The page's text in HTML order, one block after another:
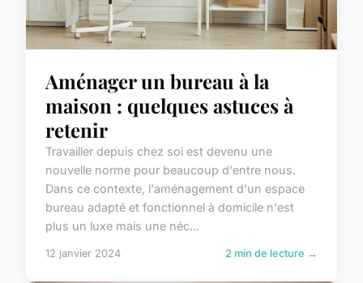
Aménager un bureau à la
maison : quelques astuces à
retenir
Travailler depuis chez soi est devenu une
nouvelle norme pour beaucoup d'entre nous.
Dans ce contexte, l'aménagement d'un espace
bureau adapté et fonctionnel à domicile n'est
plus un luxe mais une néc...
12 janvier 2024 2 min de lecture →